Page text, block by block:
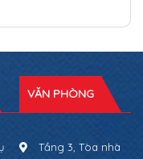
VĂN PHÒNG
Tầng 3, Tòa nhà